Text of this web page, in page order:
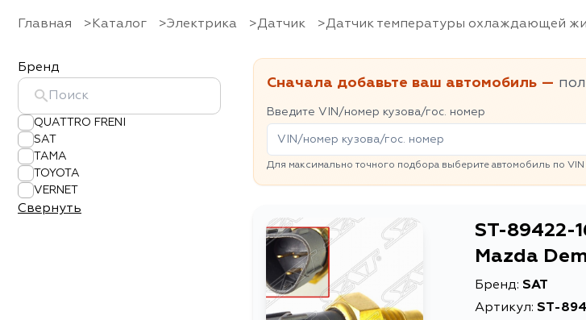
Главная Каталог Электрика датчик Датчик температуры охлаждающей
Бренд
QUATTRO FRENI
SAT
TAMA
TOYOTA
VERNET
Свернуть
Сначала добавьте ваш автомобиль —
Введите VIN/номер кузова/гос. номер
Для максимально точного подбора выберите автомобиль по
ST-89422-
Mazda
Бренд: SAT
Артикул: ST-